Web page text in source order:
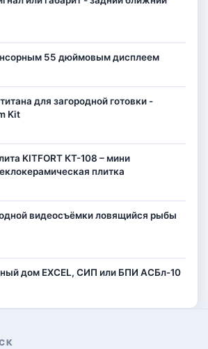
55 дюймовым дисплеем
для загородной готовки -
Kit
KITFORT КТ-108 – мини
плитка
видеосъёмки ловящийся рыбы
дом EXCEL, СИП или БПИ АСБл-10